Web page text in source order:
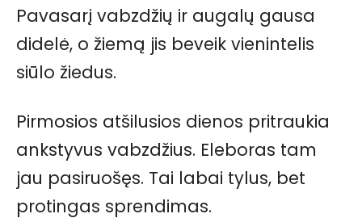
Pavasarį vabzdžių ir augalų gausa
didelė, o žiemą jis beveik vienintelis
siūlo žiedus.
Pirmosios atšilusios dienos pritraukia
ankstyvus vabzdžius. Eleboras tam
jau pasiruošęs. Tai labai tylus, bet
protingas sprendimas.